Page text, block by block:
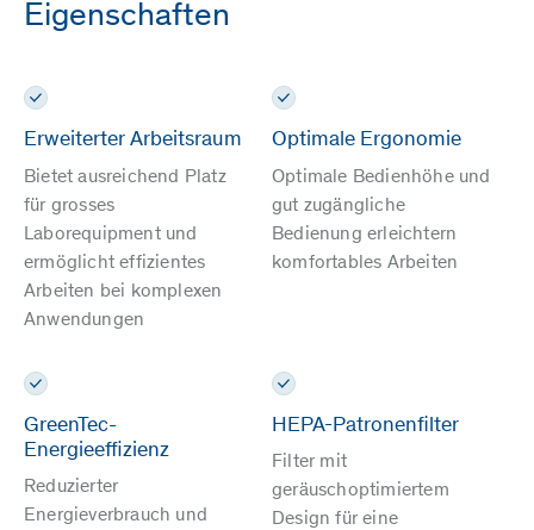
Eigenschaften
Erweiterter Arbeitsraum
Bietet ausreichend Platz
für grosses
Laborequipment und
ermöglicht effizientes
Arbeiten bei komplexen
Anwendungen
Optimale Ergonomie
Optimale Bedienhöhe und
gut zugängliche
Bedienung erleichtern
komfortables Arbeiten
GreenTec-
Energieeffizienz
Reduzierter
Energieverbrauch und
HEPA-Patronenfilter
Filter mit
geräuschoptimiertem
Design für eine